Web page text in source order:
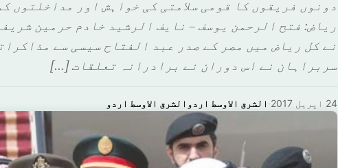
دونوں فریقوں کا قومی سلامتی کی خواہش اور مداخلتوں
رياض: فتح الرحمن يوسف – نايف الرشيد خادم حرمین
نے کل ریاض میں مصر کے صدر عبد الفتاح سیسی سے
سربراہان نے اس دوران نے برادرانہ تعلقات […]
الشرق الاوسط اردوالشرق الاوسط اردو · 24 اپریل 2017